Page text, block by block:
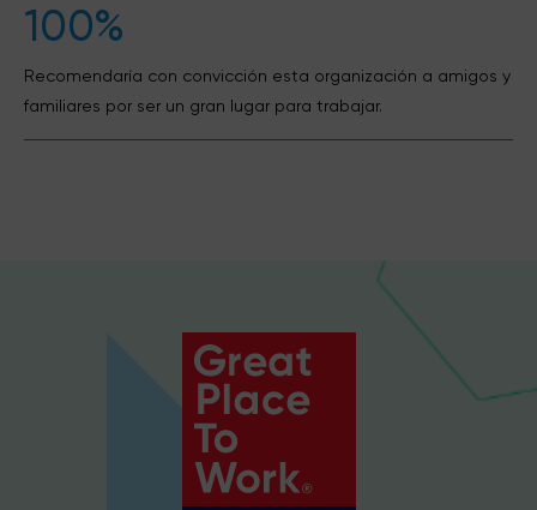
100%
Recomendaría con convicción esta organización a amigos y
familiares por ser un gran lugar para trabajar.